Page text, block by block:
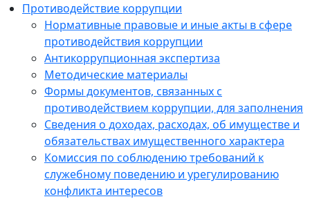
Противодействие коррупции
Нормативные правовые и иные акты в сфере
противодействия коррупции
Антикоррупционная экспертиза
Методические материалы
Формы документов, связанных с
противодействием коррупции, для заполнения
Сведения о доходах, расходах, об имуществе и
обязательствах имущественного характера
Комиссия по соблюдению требований к
служебному поведению и урегулированию
конфликта интересов